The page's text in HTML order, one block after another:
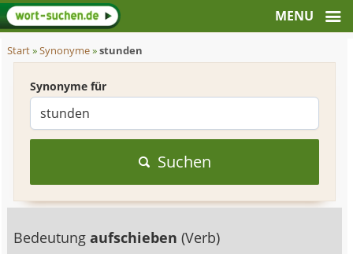
Start»Synonyme»stunden
Synonyme für
Suchen
Bedeutungaufschieben(Verb)